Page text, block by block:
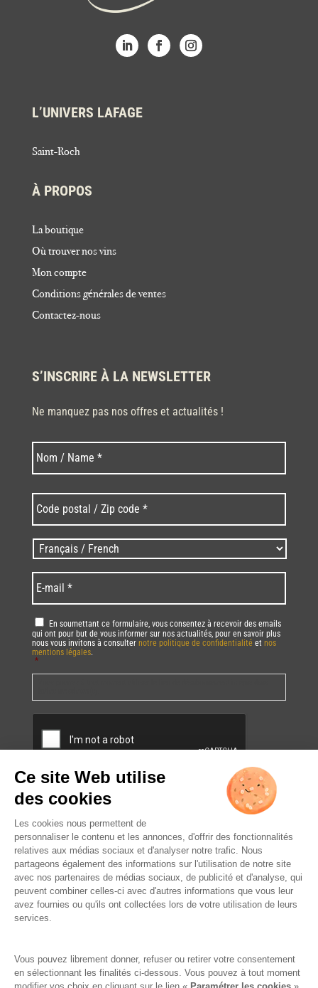
L’UNIVERS LAFAGE
Saint-Roch
À PROPOS
La boutique
Où trouver nos vins
Mon compte
Conditions générales de ventes
Contactez-nous
S’INSCRIRE À LA NEWSLETTER
Ne manquez pas nos offres et actualités !
Nom * Nom
postal
/
Zip
code
* *
Langues
/
Language *
mail *
RGPD *
En soumettant ce formulaire, vous consentez à recevoir des emails
qui ont pour but de vous informer sur nos actualités, pour en savoir plus
nous vous invitons à consulter notre politique de confidentialité et nos
mentions légales.
*
MODÉRATION.